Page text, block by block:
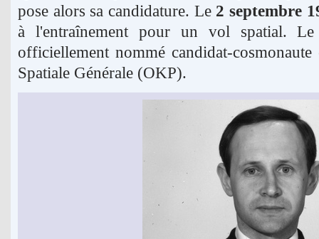
pose alors sa candidature. Le 2 septembre
à l'entraînement pour un vol spatial.
officiellement nommé candidat-
Spatiale Générale (OKP).